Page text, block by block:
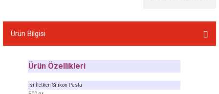
Ürün Bilgisi
Ürün Özellikleri
Isı İletken Silikon Pasta